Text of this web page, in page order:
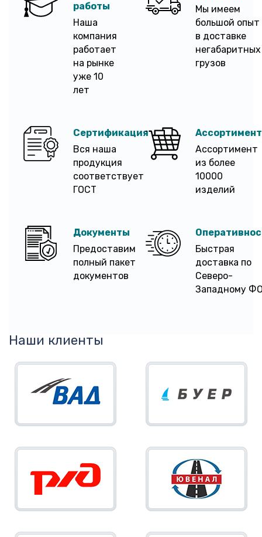
работы
Наша
компания
работает
на рынке
уже 10
лет
Мы имеем
большой опыт
в доставке
негабаритных
грузов
Сертификация
Вся наша
продукция
соответствует
ГОСТ
Ассортимент
Ассортимент
из более
10000
изделий
Документы
Предоставим
полный пакет
документов
Быстрая
доставка по
Северо-
Западному
Наши клиенты